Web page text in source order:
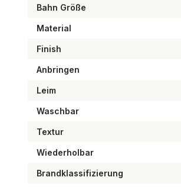
Bahn Größe
Material
Finish
Anbringen
Leim
Waschbar
Textur
Wiederholbar
Brandklassifizierung